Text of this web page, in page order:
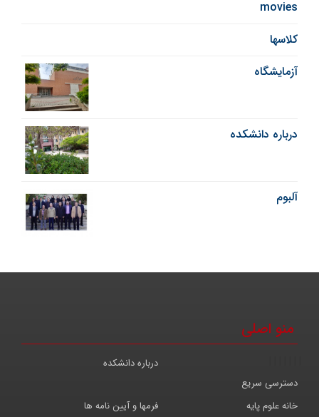
movies
کلاسها
آزمایشگاه
درباره دانشکده
آلبوم
منو اصلی
درباره دانشکده
خانه علوم پایه فرمها و آیین نامه ها
دسترسی سریع